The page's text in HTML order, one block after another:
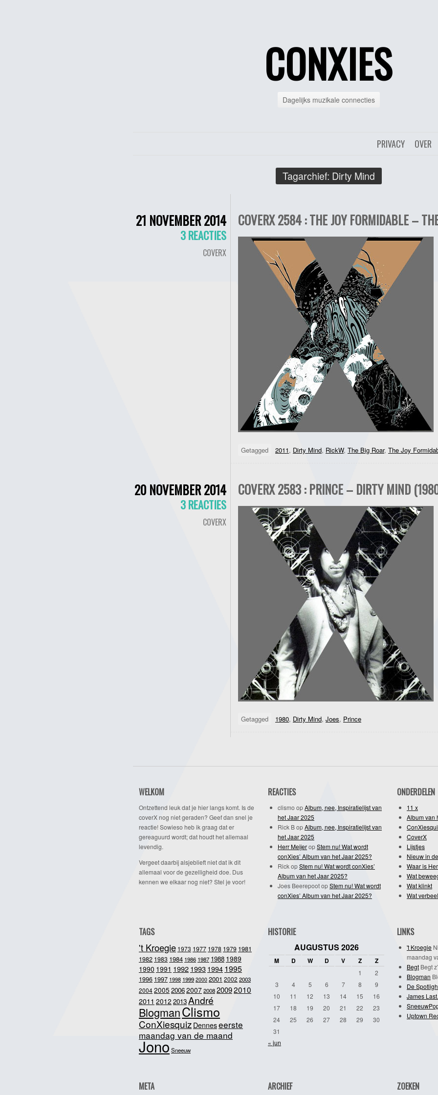
CONXIES
Dagelijks muzikale connecties
OVER
PRIVACY
Tagarchief: Dirty Mind
21 NOVEMBER 2014
3 REACTIES
COVERX
COVERX 2584 : THE JOY FORMIDABLE –
Getagged 2011, Dirty Mind, RickW, The Big Roar, The Joy
20 NOVEMBER 2014
3 REACTIES
COVERX
COVERX 2583 : PRINCE – DIRTY MIND
Getagged 1980, Dirty Mind, Joes, Prince
WELKOM
Ontzettend leuk dat je hier langs komt. Is de
coverX nog niet geraden? Geef dan snel je
reactie! Sowieso heb ik graag dat er
gereaguurd wordt; dat houdt het allemaal
levendig.
Vergeet daarbij alsjeblieft niet dat ik dit
allemaal voor de gezelligheid doe. Dus
kennen we elkaar nog niet? Stel je voor!
REACTIES
clismo opAlbum, nee, Inspiratielijst van
het Jaar 2025
Rick BopAlbum, nee, Inspiratielijst van
het Jaar 2025
Herr MeijeropStem nu! Wat wordt
conXies’ Album van het Jaar 2025?
RickopStem nu! Wat wordt conXies’
Album van het Jaar 2025?
Joes BeerepootopStem nu! Wat wordt
conXies’ Album van het Jaar 2025?
ONDERDELEN
11 x
Album van
CoverX
Lijstjes
Nieuw in
Waar is
Wat
Wat klinkt
Wat
TAGS
't Kroegie 1973 1977 1978 1979 1981
1982 1983 1984 1986 1987 1988 1989
1990 1991 19921993 1994 1995
1996 1997 1998 1999 2000 2001 2002 2003
20042005 20062007200820092010
2011 2012 2013André
BlogmanClismo
ConXiesquiz Denneseerste
maandag van de maand
JonoSneeuw
HISTORIE
AUGUSTUS 2026
M D W D V Z Z
1
2
3
4 5 6 7 8
9
10
11 12 13 14 15
16
17
18 19 20 21 22
23
24
25 26 27 28 29
30
31
« jun
LINKS
't Kroegie
maandag
Begt Begt
Blogman
De
James
Uptown
META ARCHIEF ZOEKEN